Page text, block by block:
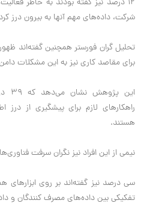
۱۲ درصد نیز گفته بودند به خاطر
شرکت، داده‌های مهم آنها به بیرون درز
تحلیل گران فورستر همچنین گفته‌اند
برای مقاصد کاری نیز به این مشکلات
راهکارهای لازم برای پیشگیری از درز
هستند.
نیمی از این افراد نیز نگران سرفت
سی درصد نیز گفته‌اند بر روی ابزارهای
تفکیکی بین داده‌های مصرف کنندگان و